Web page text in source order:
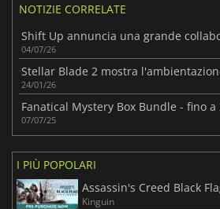
NOTIZIE CORRELATE
04/07/26
24/01/26
07/07/25
I PIÙ POPOLARI
Assassin's Creed Black
Kinguin